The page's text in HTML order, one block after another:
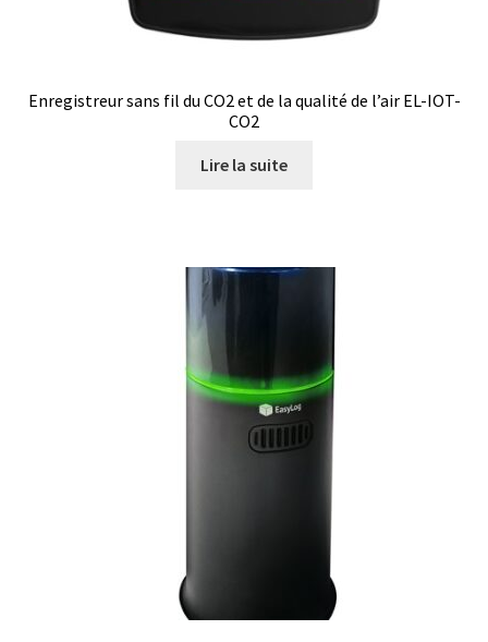
Enregistreur sans fil du CO2 et de la qualité de l’air EL-IOT-
CO2
Lire la suite